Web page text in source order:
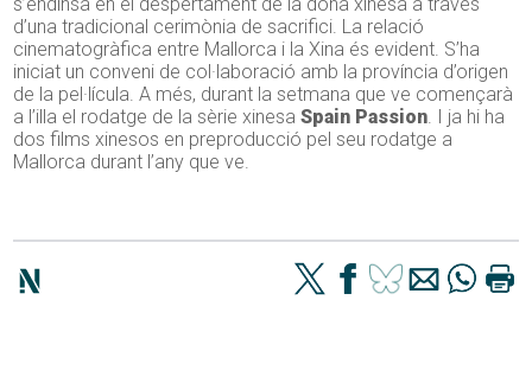
s’endinsa en el despertament de la dona xinesa a través
d’una tradicional cerimònia de sacrifici. La relació
cinematogràfica entre Mallorca i la Xina és evident. S’ha
iniciat un conveni de col·laboració amb la província d’origen
de la pel·lícula. A més, durant la setmana que ve començarà
a l’illa el rodatge de la sèrie xinesaSpain Passion. I ja hi ha
dos films xinesos en preproducció pel seu rodatge a
Mallorca durant l’any que ve.